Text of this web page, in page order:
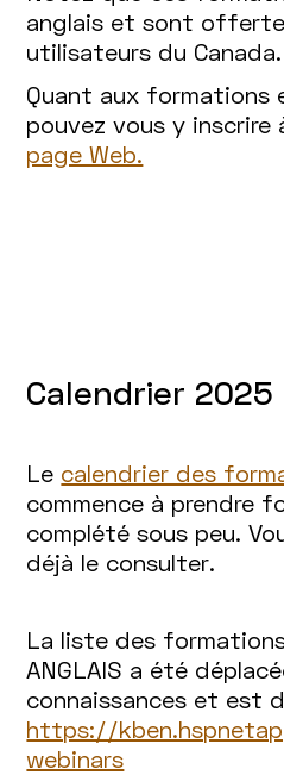
anglais et sont
utilisateurs du Canada.
Quant aux formations
pouvez vous y inscrire
page Web.
Calendrier 2025
Le calendrier des
commence à prendre
complété sous peu.
déjà le consulter.
La liste des
ANGLAIS a été
connaissances et est
https://
webinars